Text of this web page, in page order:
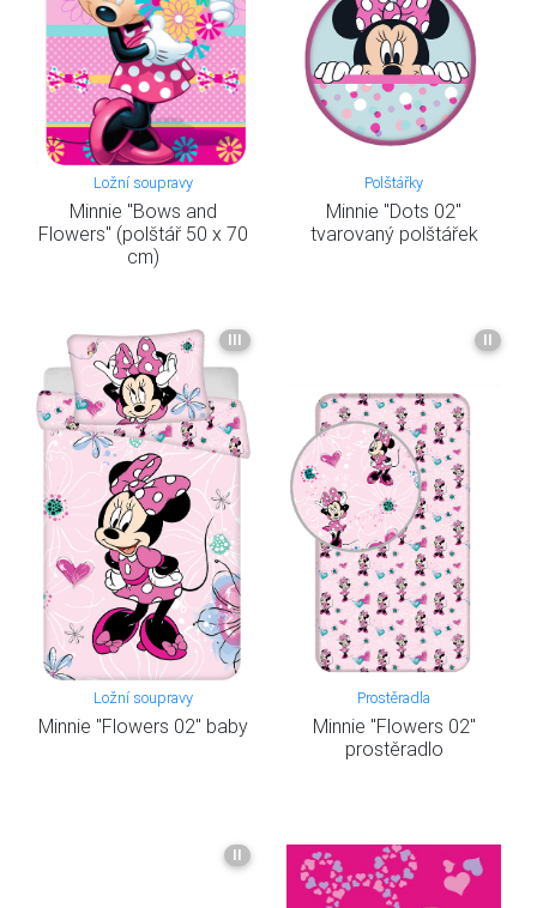
Ložní soupravy
Minnie "Bows and
Flowers" (polštář 50 x 70
cm)
Polštářky
Minnie "Dots 02"
tvarovaný polštářek
III
Ložní soupravy
Minnie "Flowers 02" baby
II
Prostěradla
Minnie "Flowers 02"
prostěradlo
II